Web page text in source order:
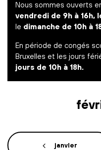
Nous sommes ouverts
vendredi de 9h à 16h,
le dimanche de 10h à
En période de congés
Bruxelles et les jours
jours de 10h à 18h.
janvier